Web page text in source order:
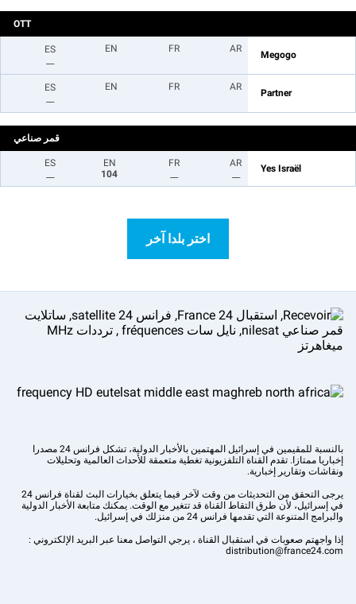
OTT
Megogo
AR
FR
EN
ES
Partner
AR
FR
EN
ES
قمر صناعي
Yes Israël
AR
FR
EN
104
ES
اختر بلدا آخر
بالنسبة للمقيمين في إسرائيل المهتمين بالأخبار الدولية، تشكل فرانس 24 مصدرا
إخباريا ممتازا. تقدم القناة التلفزيونية تغطية متعمقة للأحداث العالمية وتحليلات
ونقاشات وتقارير إخبارية.
يرجى التحقق من التحديثات من وقت لآخر فيما يتعلق بخيارات البث لقناة فرانس 24
في إسرائيل، لأن طرق التقاط القناة قد تتغير مع الوقت. يمكنك متابعة الأخبار الدولية
والبرامج المتنوعة التي تقدمها فرانس 24 من منزلك في إسرائيل.
إذا واجهتم صعوبات في استقبال القناة ، يرجي التواصل معنا عبر البريد الإلكتروني :
distribution@france24.com